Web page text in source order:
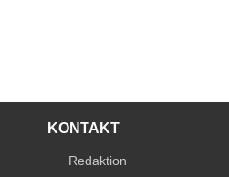
KONTAKT
Redaktion